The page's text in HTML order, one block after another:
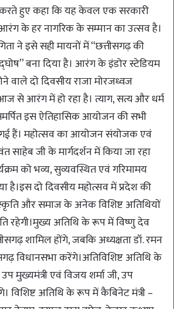
करते हुए कहा कि यह केवल एक सरकारी
के हर नागरिक के सम्मान का उत्सव है।
ने इसे सही मायनों में “छत्तीसगढ़ की
बना दिया है। आरंग के इंडोर स्टेडियम
वाले दो दिवसीय राजा मोरजध्वज
से आरंग में हो रहा है। त्याग, सत्य और धर्म
इस ऐतिहासिक आयोजन की सभी
गई हैं। महोत्सव का आयोजन संयोजक एवं
साहेब जी के मार्गदर्शन में किया जा रहा
को भव्य, सुव्यवस्थित एवं गरिमामय
है।इस दो दिवसीय महोत्सव में प्रदेश की
और समाज के अनेक विशिष्ट अतिथियों
रहेगी।मुख्य अतिथि के रूप में विष्णु देव
शामिल होंगे, जबकि अध्यक्षता डॉ. रमन
विधानसभा करेंगे।अतिविशिष्ट अतिथि के
मुख्यमंत्री एवं विजय शर्मा जी, उप
विशिष्ट अतिथि के रूप में कैबिनेट मंत्री –